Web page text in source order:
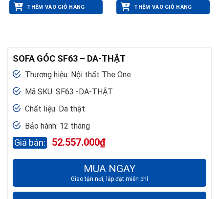
THÊM VÀO GIỎ HÀNG THÊM VÀO GIỎ HÀNG
SOFA GÓC SF63 – DA-THẬT
Thương hiệu: Nội thất The One
Mã SKU: SF63 -DA-THẬT
Chất liệu: Da thật
Bảo hành: 12 tháng
52.557.000₫
MUA NGAY
Giao tận nơi, lắp đặt miễn phí